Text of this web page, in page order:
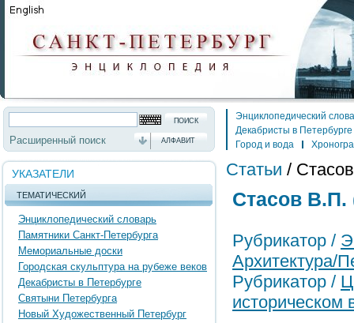
Расширенный поиск АЛФАВИТ
УКАЗАТЕЛИ
ТЕМАТИЧЕСКИЙ
Энциклопедический словарь
Памятники Санкт-Петербурга
Мемориальные доски
Городская скульптура на рубеже веков
Декабристы в Петербурге
Святыни Петербурга
Новый Художественный Петербург
Энциклопедический
Декабристы в Петербурге
Город и вода
Статьи /
Стасов В.П.
Рубрикатор /
Архитектура/
Рубрикатор /
историческом